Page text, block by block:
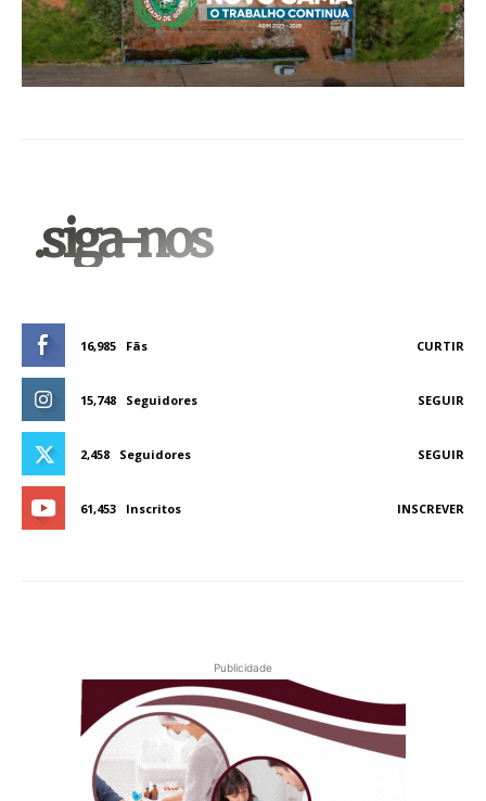
.siga-nos
16,985 Fãs CURTIR
15,748 Seguidores SEGUIR
2,458 Seguidores SEGUIR
61,453 Inscritos INSCREVER
Publicidade